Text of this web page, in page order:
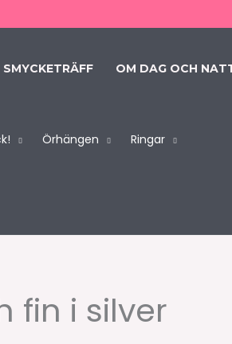
SMYCKETRÄFF OM DAG OCH
Örhängen Ringar
fin i silver